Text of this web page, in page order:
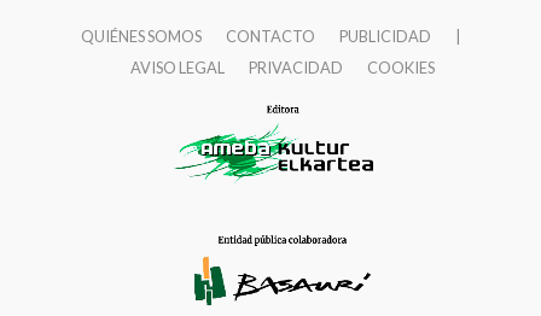
serán entregados in situ.
14:00 Gran comida y fiesta para nuestros aitites y
amamas en los hogares del jubilado y en la plaza
17:00 Talleres, juegos y actividades para txikis en la
QUIÉNES SOMOS CONTACTO PUBLICIDAD
AVISO LEGAL
PRIVACIDAD COOKIES